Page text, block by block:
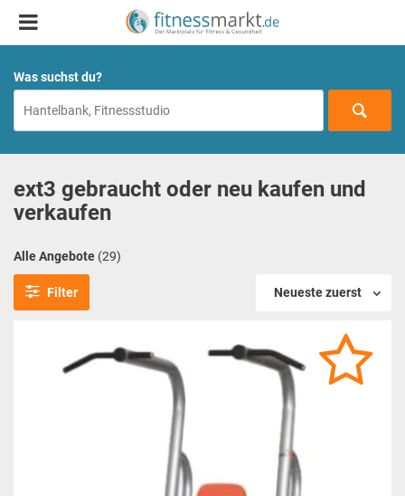
Was suchst du?
ext3 gebraucht oder neu kaufen und
verkaufen
Alle Angebote (29)
Filter Neueste zuerst